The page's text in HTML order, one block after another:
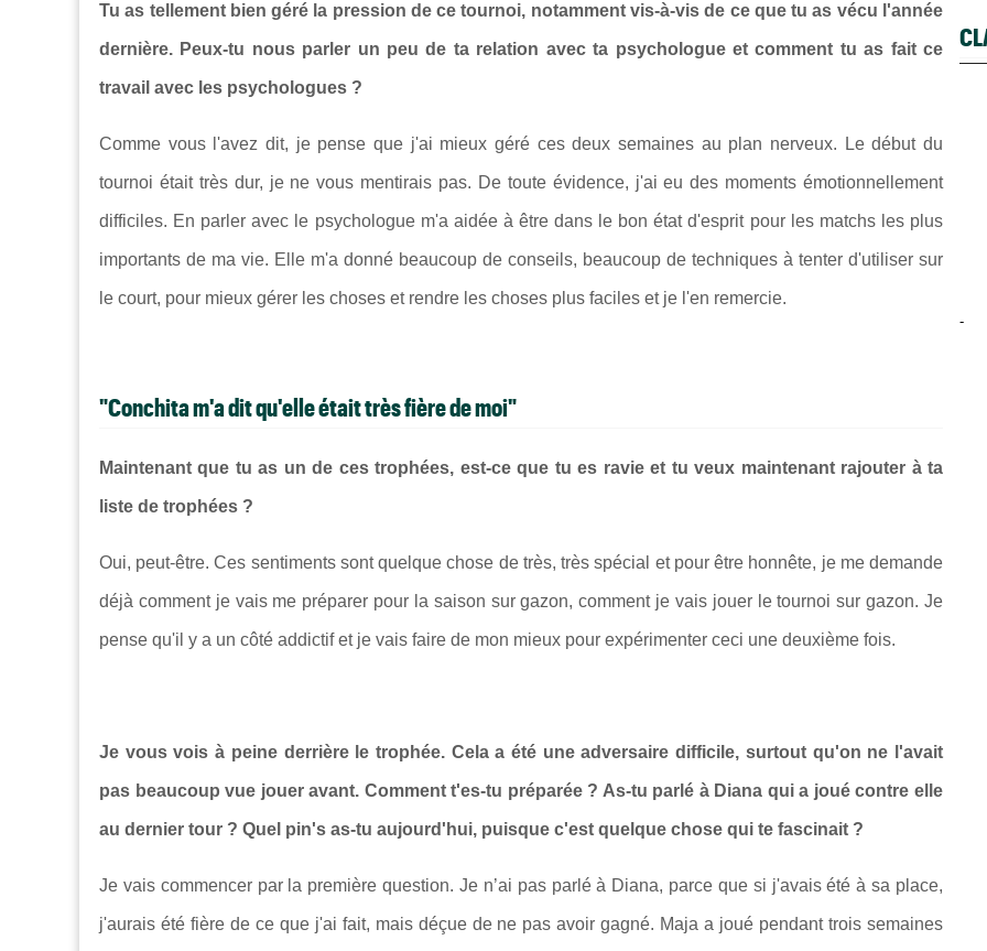
Tu as tellement bien géré la pression de ce tournoi, notamment vis-à-vis de ce que tu as vécu l'année
dernière. Peux-tu nous parler un peu de ta relation avec ta psychologue et comment tu as fait ce
travail avec les psychologues ?
Comme vous l'avez dit, je pense que j'ai mieux géré ces deux semaines au plan nerveux. Le début du
tournoi était très dur, je ne vous mentirais pas. De toute évidence, j'ai eu des moments émotionnellement
difficiles. En parler avec le psychologue m'a aidée à être dans le bon état d'esprit pour les matchs les plus
importants de ma vie. Elle m'a donné beaucoup de conseils, beaucoup de techniques à tenter d'utiliser sur
le court, pour mieux gérer les choses et rendre les choses plus faciles et je l'en remercie.
"Conchita m'a dit qu'elle était très fière de moi"
Maintenant que tu as un de ces trophées, est-ce que tu es ravie et tu veux maintenant rajouter à ta
liste de trophées ?
Oui, peut-être. Ces sentiments sont quelque chose de très, très spécial et pour être honnête, je me demande
déjà comment je vais me préparer pour la saison sur gazon, comment je vais jouer le tournoi sur gazon. Je
pense qu'il y a un côté addictif et je vais faire de mon mieux pour expérimenter ceci une deuxième fois.
Je vous vois à peine derrière le trophée. Cela a été une adversaire difficile, surtout qu'on ne l'avait
pas beaucoup vue jouer avant. Comment t'es-tu préparée ? As-tu parlé à Diana qui a joué contre elle
au dernier tour ? Quel pin's as-tu aujourd'hui, puisque c'est quelque chose qui te fascinait ?
Je vais commencer par la première question. Je n’ai pas parlé à Diana, parce que si j'avais été à sa place,
j'aurais été fière de ce que j'ai fait, mais déçue de ne pas avoir gagné. Maja a joué pendant trois semaines
-